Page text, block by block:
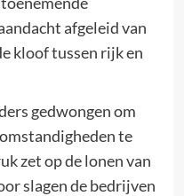
afgeleid van
kloof tussen rijk en
gedwongen om
te
zet op de lonen van
slagen de bedrijven